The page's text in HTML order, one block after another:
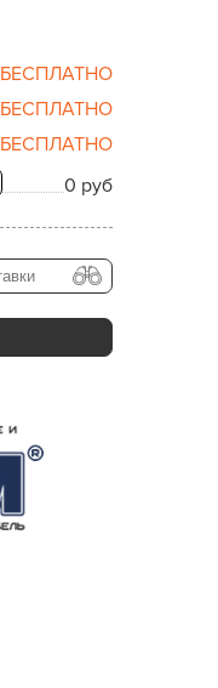
БЕСПЛАТНО
БЕСПЛАТНО
БЕСПЛАТНО
0 руб